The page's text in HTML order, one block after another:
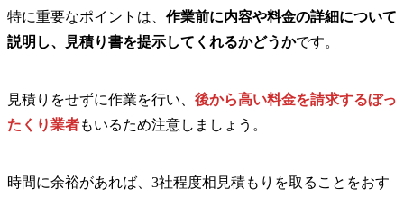
特に重要なポイントは、 作業前に内容や料金の詳細について
説明し、見積り書を提示してくれるかどうかです。
見積りをせずに作業を行い、 後から高い料金を請求するぼっ
たくり業者もいるため注意しましょう。
時間に余裕があれば、3社程度相見積もりを取ることをおす